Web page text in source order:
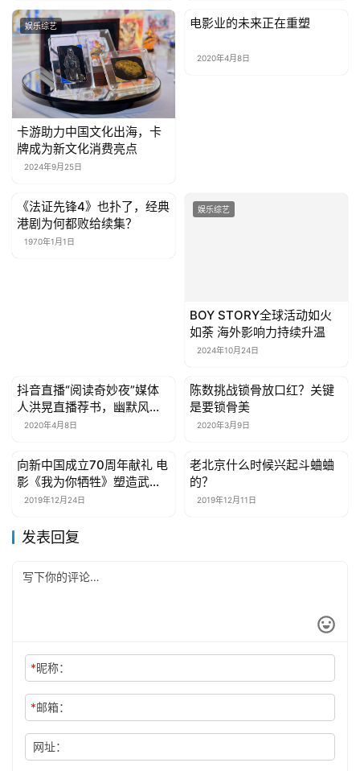
我
们娱乐综艺
卡游助力中国文化出海，卡
牌成为新文化消费亮点
2024年9月25日
娱乐综艺
电影业的未来正在重塑
2020年4月8日
娱乐综艺
《法证先锋4》也扑了，经典
港剧为何都败给续集？
1970年1月1日
娱乐综艺
BOY STORY全球活动如火
如荼 海外影响力持续升温
2024年10月24日
娱乐综艺
抖音直播“阅读奇妙夜”媒体
人洪晃直播荐书，幽默风趣
展现真性情
2020年4月8日
娱乐综艺
陈数挑战锁骨放口红？关键
是要锁骨美
2020年3月9日
娱乐综艺
向新中国成立70周年献礼 电
影《我为你牺牲》塑造武警
英勇卫士
2019年12月24日
娱乐综艺
老北京什么时候兴起斗蛐蛐
的？
2019年12月11日
发表回复
*昵称：
*邮箱：
网址：